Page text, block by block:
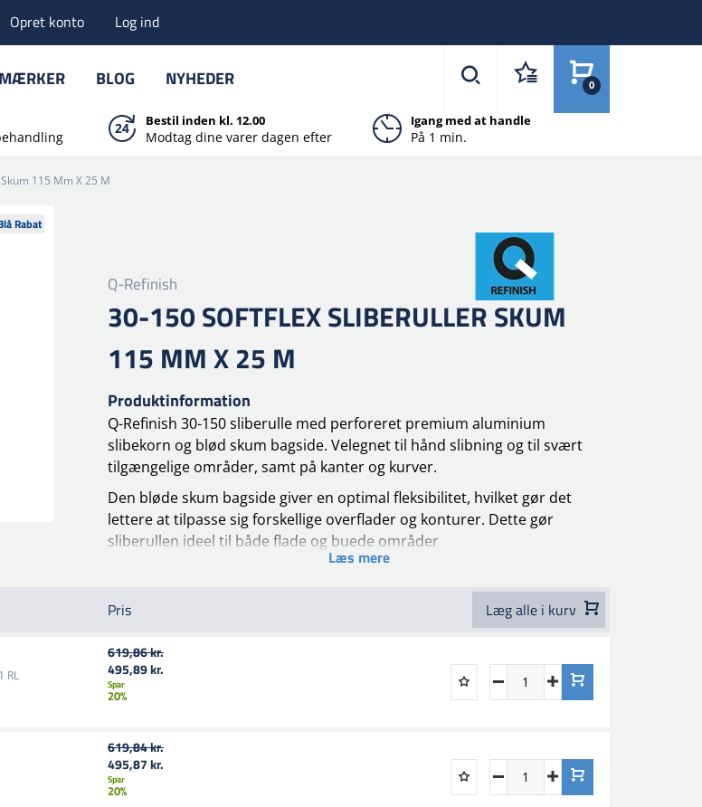
Opret konto Log ind
MÆRKER BLOG NYHEDER 0
Bestil inden kl. 12.00
Modtag dine varer dagen efter
Igang med at handle
På 1 min.
115 Mm X 25 M
Rabat
Q-Refinish
30-150 SOFTFLEX SLIBERULLER SKUM
115 MM X 25 M
Produktinformation
Q-Refinish 30-150 sliberulle med perforeret premium aluminium
slibekorn og blød skum bagside. Velegnet til hånd slibning og til svært
tilgængelige områder, samt på kanter og kurver.
Den bløde skum bagside giver en optimal fleksibilitet, hvilket gør det
lettere at tilpasse sig forskellige overflader og konturer. Dette gør
sliberullen ideel til både flade og buede områder
Med sin fleksible konstruktion kan denne sliberulle let nå ind i vanskelige
områder, hvor mere stive slibeværktøjer ikke kan komme til. Dette gør
den ideel til brug på kanter, kurver og indsnævringer, hvilket sikrer et
ensartet resultat.
Læs mere
Pris Læg alle i kurv
1 RL
619,86 kr.
495,89 kr.
Spar
20%
619,84 kr.
495,87 kr.
Spar
20%